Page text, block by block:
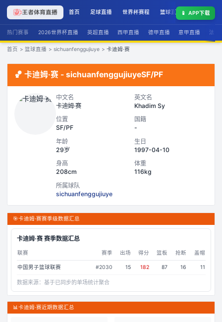
首页 足球直播 世界杯赛程 篮球直播 联赛积分
📱 APP下载
热门赛事 2026世界杯直播 英超直播 西甲直播 德甲直播 意甲直播 法甲
首页 > 篮球直播 > sichuanfenggujiuye > 卡迪姆·赛
🏀 卡迪姆·赛 - sichuanfenggujiuyeSF/PF
中文名
卡迪姆·赛
英文名
Khadim Sy
位置
SF/PF
国籍
-
年龄
29岁
生日
1997-04-10
身高
208cm
体重
116kg
所属球队
sichuanfenggujiuye
🎯卡迪姆·赛赛季级数据汇总
卡迪姆·赛赛季数据汇总
联赛 赛季 出场 得分 篮板 抢断 盖帽
中国男子篮球联赛 #2030 15 182 87 16 11
数据来源： 基于已同步的单场统计聚合
📊卡迪姆·赛近期数据汇总